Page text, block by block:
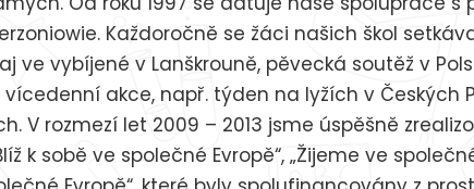
Každoročně se žáci našich škol
ve vybíjené v Lanškrouně, pěvecká soutěž v
akce, např. týden na lyžích v Českých
V rozmezí let 2009 – 2013 jsme úspěšně
k sobě ve společné Evropě“, „Žijeme ve